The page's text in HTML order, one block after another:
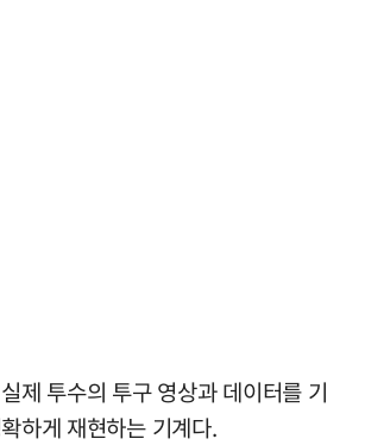
제 투수의 투구 영상과 데이터를 기
하게 재현하는 기계다.